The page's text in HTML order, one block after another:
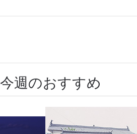
今週のおすすめ